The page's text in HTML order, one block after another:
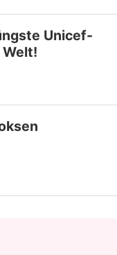
Unicef-